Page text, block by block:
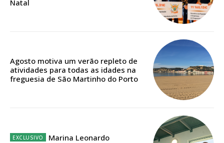
Edição em papel entregue à Quinta-feira em sua
Acesso aos conteúdos Exclusivos para
Ofertas para assinatura anual
Natal
Agosto motiva um verão repleto de
atividades para todas as idades na
freguesia de São Martinho do Porto
Marina Leonardo